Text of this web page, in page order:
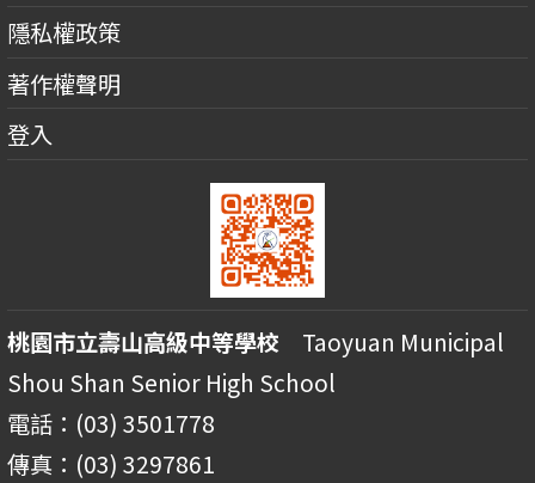
隱私權政策
著作權聲明
登入
桃園市立壽山高級中等學校 Taoyuan Municipal
Shou Shan Senior High School
電話：(03) 3501778
傳真：(03) 3297861